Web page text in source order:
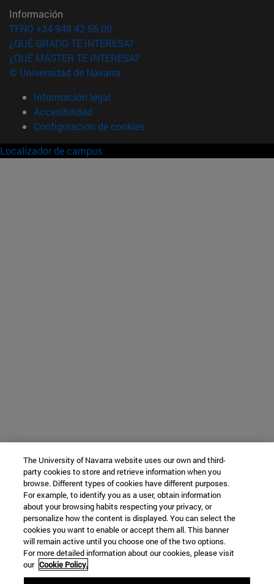
Información
TFNO +34 948 42 56 00
¿QUÉ GRADO TE INTERESA?
¿QUÉ MÁSTER TE INTERESA?
© Universidad de Navarra
Información legal
Accesibilidad
Configuración de cookies
Localizador de campus
The University of Navarra website uses our own and third-
party cookies to store and retrieve information when you
browse. Different types of cookies have different purposes.
For example, to identify you as a user, obtain information
about your browsing habits respecting your privacy, or
personalize how the content is displayed. You can select the
cookies you want to enable or accept them all. This banner
will remain active until you choose one of the two options.
For more detailed information about our cookies, please visit
our Cookie Policy.